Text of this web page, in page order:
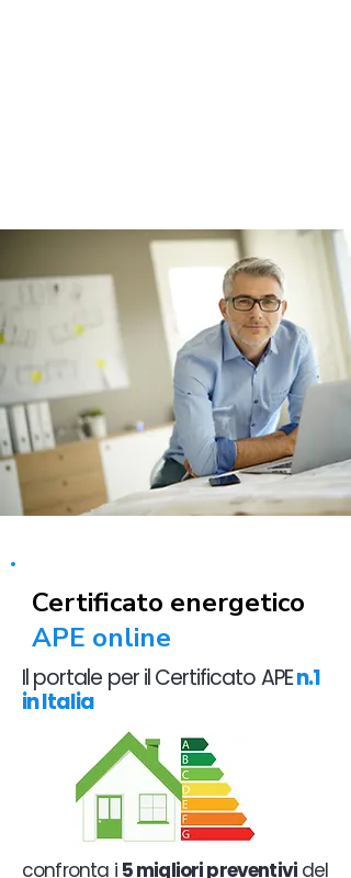
Certificato energetico
APE online
Il portale per il Certificato APEn.1
in Italia
confronta i 5 migliori preventividel